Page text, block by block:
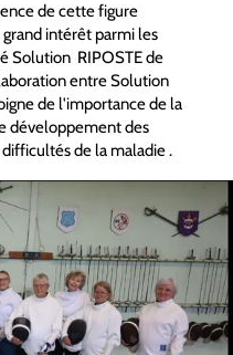
de cette figure
intérêt parmi les
Solution RIPOSTE de
entre Solution
de l'importance de la
développement des
de la maladie .